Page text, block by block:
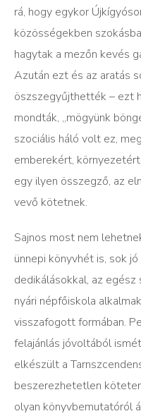
rá, hogy egykor
közösségekben
hagytak a mezőn kevés
Azután ezt és az aratás
öszszegyűjthették – ezt
mondták, „mögyünk
szociális háló volt ez,
emberekért,
egy ilyen összegző, az
vevő kötetnek.
Sajnos most nem
ünnepi könyvhét is, sok
dedikálásokkal, az
nyári népfőiskola
visszafogott formában.
felajánlás jóvoltából
elkészült a
beszerezhetetlen
olyan könyvbemutatóról